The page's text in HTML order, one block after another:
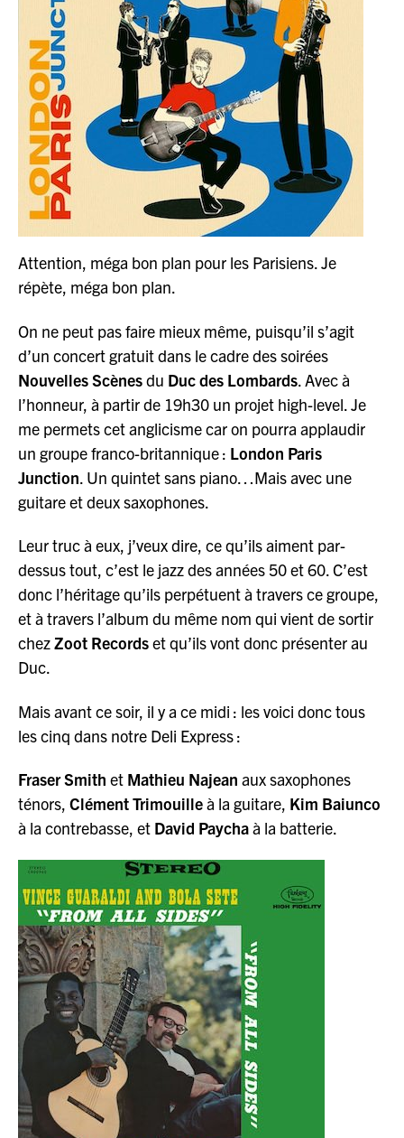
Attention, méga bon plan pour les Parisiens. Je
répète, méga bon plan.
On ne peut pas faire mieux même, puisqu’il s’agit
d’un concert gratuit dans le cadre des soirées
Nouvelles Scènesdu Duc des Lombards . Avec à
l’honneur, à partir de 19h30 un projet high-level. Je
me permets cet anglicisme car on pourra applaudir
un groupe franco-britannique : London Paris
Junction . Un quintet sans piano…Mais avec une
guitare et deux saxophones.
Leur truc à eux, j’veux dire, ce qu’ils aiment par-
dessus tout, c’est le jazz des années 50 et 60. C’est
donc l’héritage qu’ils perpétuent à travers ce groupe,
et à travers l’album du même nom qui vient de sortir
chezZoot Recordset qu’ils vont donc présenter au
Duc.
Mais avant ce soir, il y a ce midi : les voici donc tous
les cinq dans notre Deli Express :
Fraser Smith et Mathieu Najean aux saxophones
ténors, Clément Trimouilleà la guitare, Kim Baiunco
à la contrebasse, et David Paychaà la batterie.